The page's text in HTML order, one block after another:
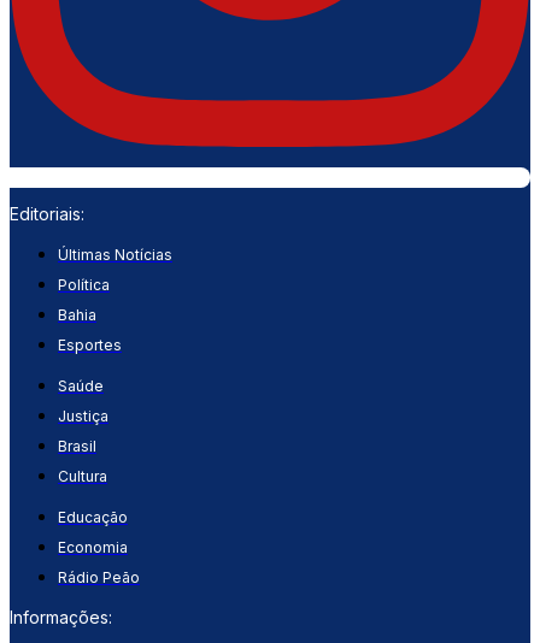
Editoriais:
Últimas Notícias
Política
Bahia
Esportes
Saúde
Justiça
Brasil
Cultura
Educação
Economia
Rádio Peão
Informações: